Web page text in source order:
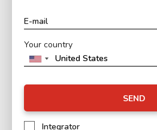
Your country
SEND
Integrator